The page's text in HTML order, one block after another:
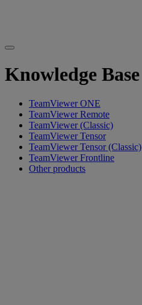
Knowledge Base
TeamViewer ONE
TeamViewer Remote
TeamViewer (Classic)
TeamViewer Tensor
TeamViewer Tensor (Classic)
TeamViewer Frontline
Other products